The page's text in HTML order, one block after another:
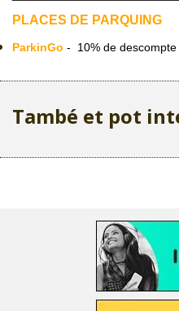
PLACES DE PARQUING
ParkinGo - 10% de descompte
També et pot